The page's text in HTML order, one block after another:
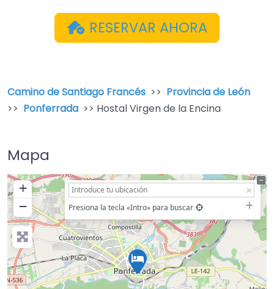
RESERVAR AHORA
Camino de Santiago Francés >> Provincia de León
>> Ponferrada >> Hostal Virgen de la Encina
Mapa
+
−
Presiona la tecla «Intro» para buscar